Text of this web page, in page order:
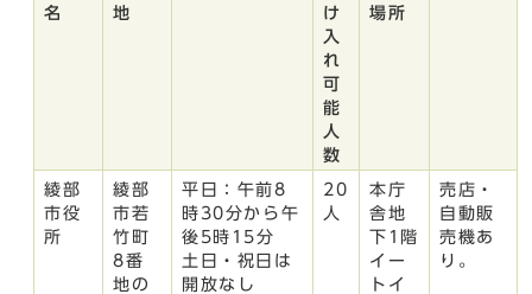
名
地
け
入
れ
可
能
人
数
場所
綾部
市役
所
綾部
市若
竹町
8番
地の
平日：午前8
時30分から午
後5時15分
土日・祝日は
開放なし
20
人
本庁
舎地
下1階
イー
トイ
売店・
自動販
売機あ
り。